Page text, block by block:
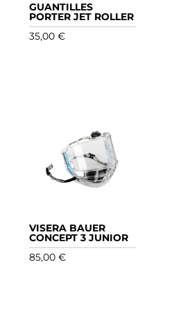
GUANTILLES
PORTER JET ROLLER
35,00€
VISERA BAUER
CONCEPT 3 JUNIOR
85,00€